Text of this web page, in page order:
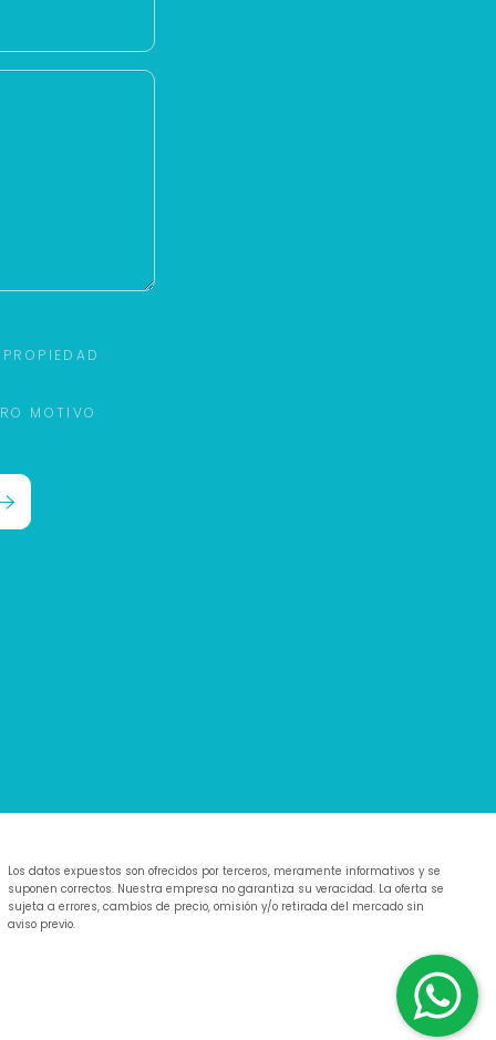
MOTIVO
Los datos expuestos son ofrecidos por terceros, meramente informativos y se
suponen correctos. Nuestra empresa no garantiza su veracidad. La oferta se
sujeta a errores, cambios de precio, omisión y/o retirada del mercado sin
aviso previo.